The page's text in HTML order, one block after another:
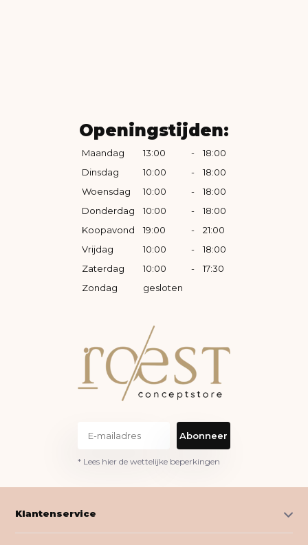
Openingstijden:
Maandag 13:00 -
18:00
Dinsdag
10:00 -
18:00
Woensdag
10:00 -
18:00
Donderdag
10:00 -
18:00
Koopavond
19:00 -
21:00
Vrijdag
10:00 -
18:00
Zaterdag
10:00 -
17:30
Zondag
gesloten
Abonneer
* Lees hier de wettelijke beperkingen
Klantenservice